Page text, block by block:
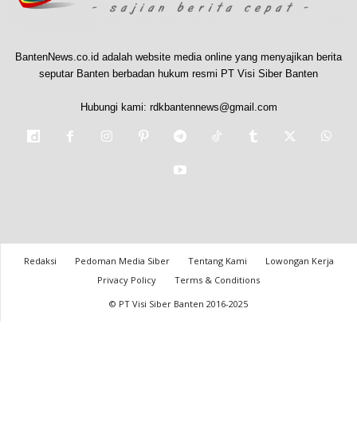
BantenNews.co.id adalah website media online yang menyajikan berita
seputar Banten berbadan hukum resmi PT Visi Siber Banten
Hubungi kami: rdkbantennews@gmail.com
Redaksi Pedoman Media Siber Tentang Kami
Lowongan Kerja
Privacy Policy
Terms & Conditions
© PT Visi Siber Banten 2016-2025